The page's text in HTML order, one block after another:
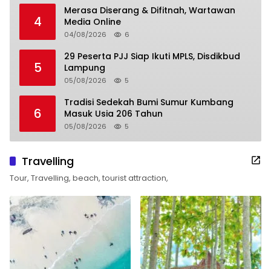
4
Merasa Diserang & Difitnah, Wartawan
Media Online
04/08/2026 6
5
29 Peserta PJJ Siap Ikuti MPLS, Disdikbud
Lampung
05/08/2026 5
6
Tradisi Sedekah Bumi Sumur Kumbang
Masuk Usia 206 Tahun
05/08/2026 5
Travelling
Tour, Travelling, beach, tourist attraction,